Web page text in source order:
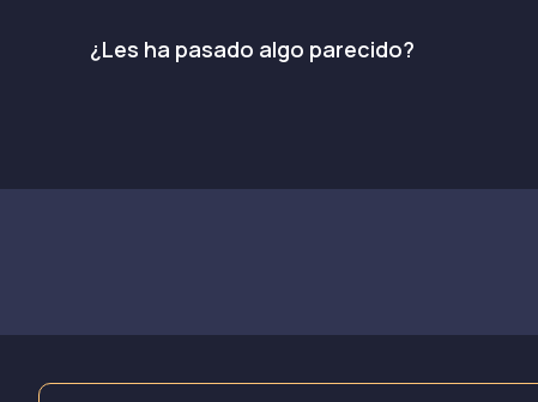
¿Les ha pasado algo parecido?